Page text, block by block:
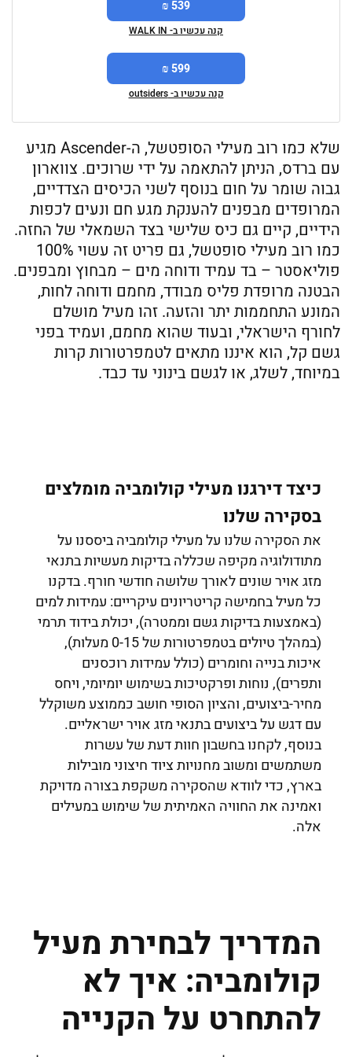
539 ₪
קנה עכשיו ב- WALK IN
599 ₪
קנה עכשיו ב- outsiders
שלא כמו רוב מעילי הסופטשל, ה-Ascender מגיע
עם ברדס, הניתן להתאמה על ידי שרוכים. צווארון
גבוה שומר על חום בנוסף לשני הכיסים הצדדיים,
המרופדים מבפנים להענקת מגע חם ונעים לכפות
הידיים, קיים גם כיס שלישי בצד השמאלי של החזה.
כמו רוב מעילי סופטשל, גם פריט זה עשוי 100%
פוליאסטר – בד עמיד ודוחה מים – מבחוץ ומבפנים.
הבטנה מרופדת פליס מבודד, מחמם ודוחה לחות,
המונע התחממות יתר והזעה. זהו מעיל מושלם
לחורף הישראלי, ובעוד שהוא מחמם, ועמיד בפני
גשם קל, הוא איננו מתאים לטמפרטורות קרות
במיוחד, לשלג, או לגשם בינוני עד כבד.
כיצד דירגנו מעילי קולומביה מומלצים
בסקירה שלנו
את הסקירה שלנו על מעילי קולומביה ביססנו על
מתודולוגיה מקיפה שכללה בדיקות מעשיות בתנאי
מזג אויר שונים לאורך שלושה חודשי חורף. בדקנו
כל מעיל בחמישה קריטריונים עיקריים: עמידות למים
(באמצעות בדיקות גשם וממטרה), יכולת בידוד תרמי
(במהלך טיולים בטמפרטורות של 0-15 מעלות),
איכות בנייה וחומרים (כולל עמידות רוכסנים
ותפרים), נוחות ופרקטיכות בשימוש יומיומי, ויחס
מחיר-ביצועים, והציון הסופי חושב כממוצע משוקלל
עם דגש על ביצועים בתנאי מזג אויר ישראליים.
בנוסף, לקחנו בחשבון חוות דעת של עשרות
משתמשים ומשוב מחנויות ציוד חיצוני מובילות
בארץ, כדי לוודא שהסקירה משקפת בצורה מדויקת
ואמינה את החוויה האמיתית של שימוש במעילים
אלה.
המדריך לבחירת מעיל
קולומביה: איך לא
להתחרט על הקנייה